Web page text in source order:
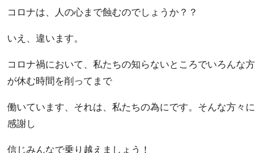
コロナは、人の心まで蝕むのでしょうか？？
いえ、違います。
コロナ禍において、私たちの知らないところでいろんな方
が休む時間を削ってまで
働いています、それは、私たちの為にです。そんな方々に
感謝し
信じみんなで乗り越えましょう！